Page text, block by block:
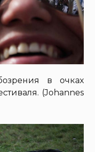
в очках
(Johannes